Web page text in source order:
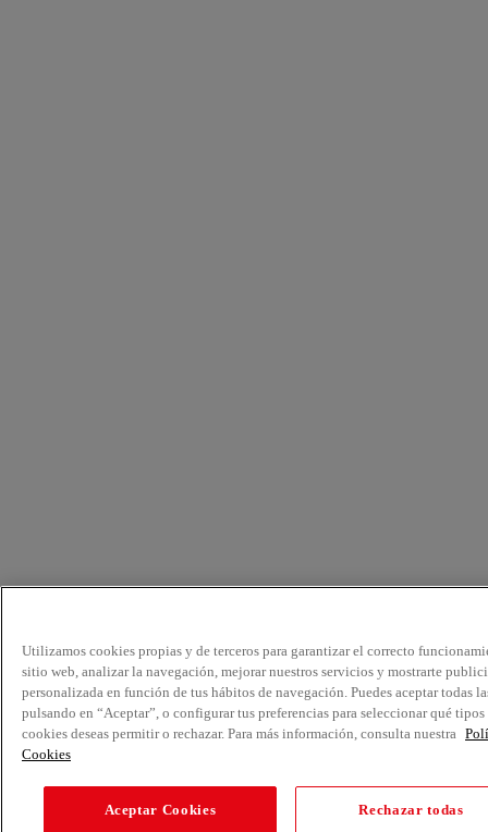
Utilizamos cookies propias y de terceros para garantizar el correcto
sitio web, analizar la navegación, mejorar nuestros servicios y mostrarte
personalizada en función de tus hábitos de navegación. Puedes aceptar todas
pulsando en “Aceptar”, o configurar tus preferencias para seleccionar qué tipos
cookies deseas permitir o rechazar. Para más información, consulta nuestra
Cookies
Aceptar Cookies Rechazar todas